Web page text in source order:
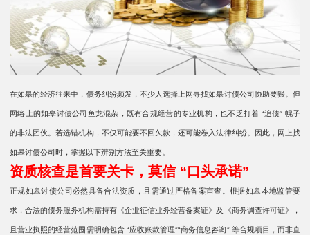
在如皋的经济往来中，债务纠纷频发，不少人选择上网寻找如皋讨债公司协助要账。但
网络上的如皋讨债公司鱼龙混杂，既有合规经营的专业机构，也不乏打着 “追债” 幌子
的非法团伙。若选错机构，不仅可能要不回欠款，还可能卷入法律纠纷。因此，网上找
如皋讨债公司时，掌握以下辨别方法至关重要。
资质核查是首要关卡，莫信 “口头承诺”
正规如皋讨债公司必然具备合法资质，且需通过严格备案审查。根据如皋本地监管要
求，合法的债务服务机构需持有《企业征信业务经营备案证》及《商务调查许可证》，
且营业执照的经营范围需明确包含 “应收账款管理”“商务信息咨询” 等合规项目，而非直